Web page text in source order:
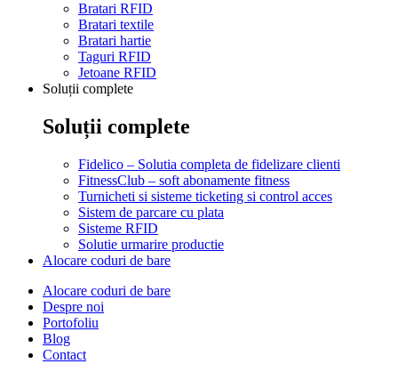
Bratari RFID
Bratari textile
Bratari hartie
Taguri RFID
Jetoane RFID
Soluții complete
Soluții complete
Fidelico – Solutia completa de fidelizare clienti
FitnessClub – soft abonamente fitness
Turnicheti si sisteme ticketing si control acces
Sistem de parcare cu plata
Sisteme RFID
Solutie urmarire productie
Alocare coduri de bare
Alocare coduri de bare
Despre noi
Portofoliu
Blog
Contact